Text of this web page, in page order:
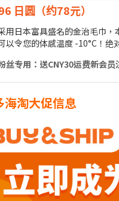
日圆（约78元）
用日本富具盛名的金治毛巾
以令您的体感温度 -10°C！绝
丝专用：送CNY30运费新会员
海淘大促信息